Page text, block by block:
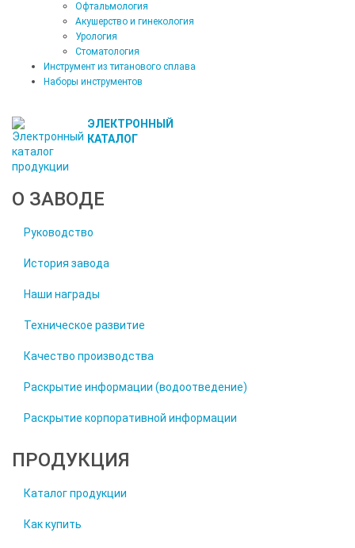
Офтальмология
Акушерство и гинекология
Урология
Стоматология
Инструмент из титанового сплава
Наборы инструментов
ЭЛЕКТРОННЫЙ
КАТАЛОГ
О ЗАВОДЕ
Руководство
История завода
Наши награды
Техническое развитие
Качество производства
Раскрытие информации (водоотведение)
Раскрытие корпоративной информации
ПРОДУКЦИЯ
Каталог продукции
Как купить